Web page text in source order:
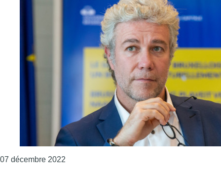
07 décembre 2022